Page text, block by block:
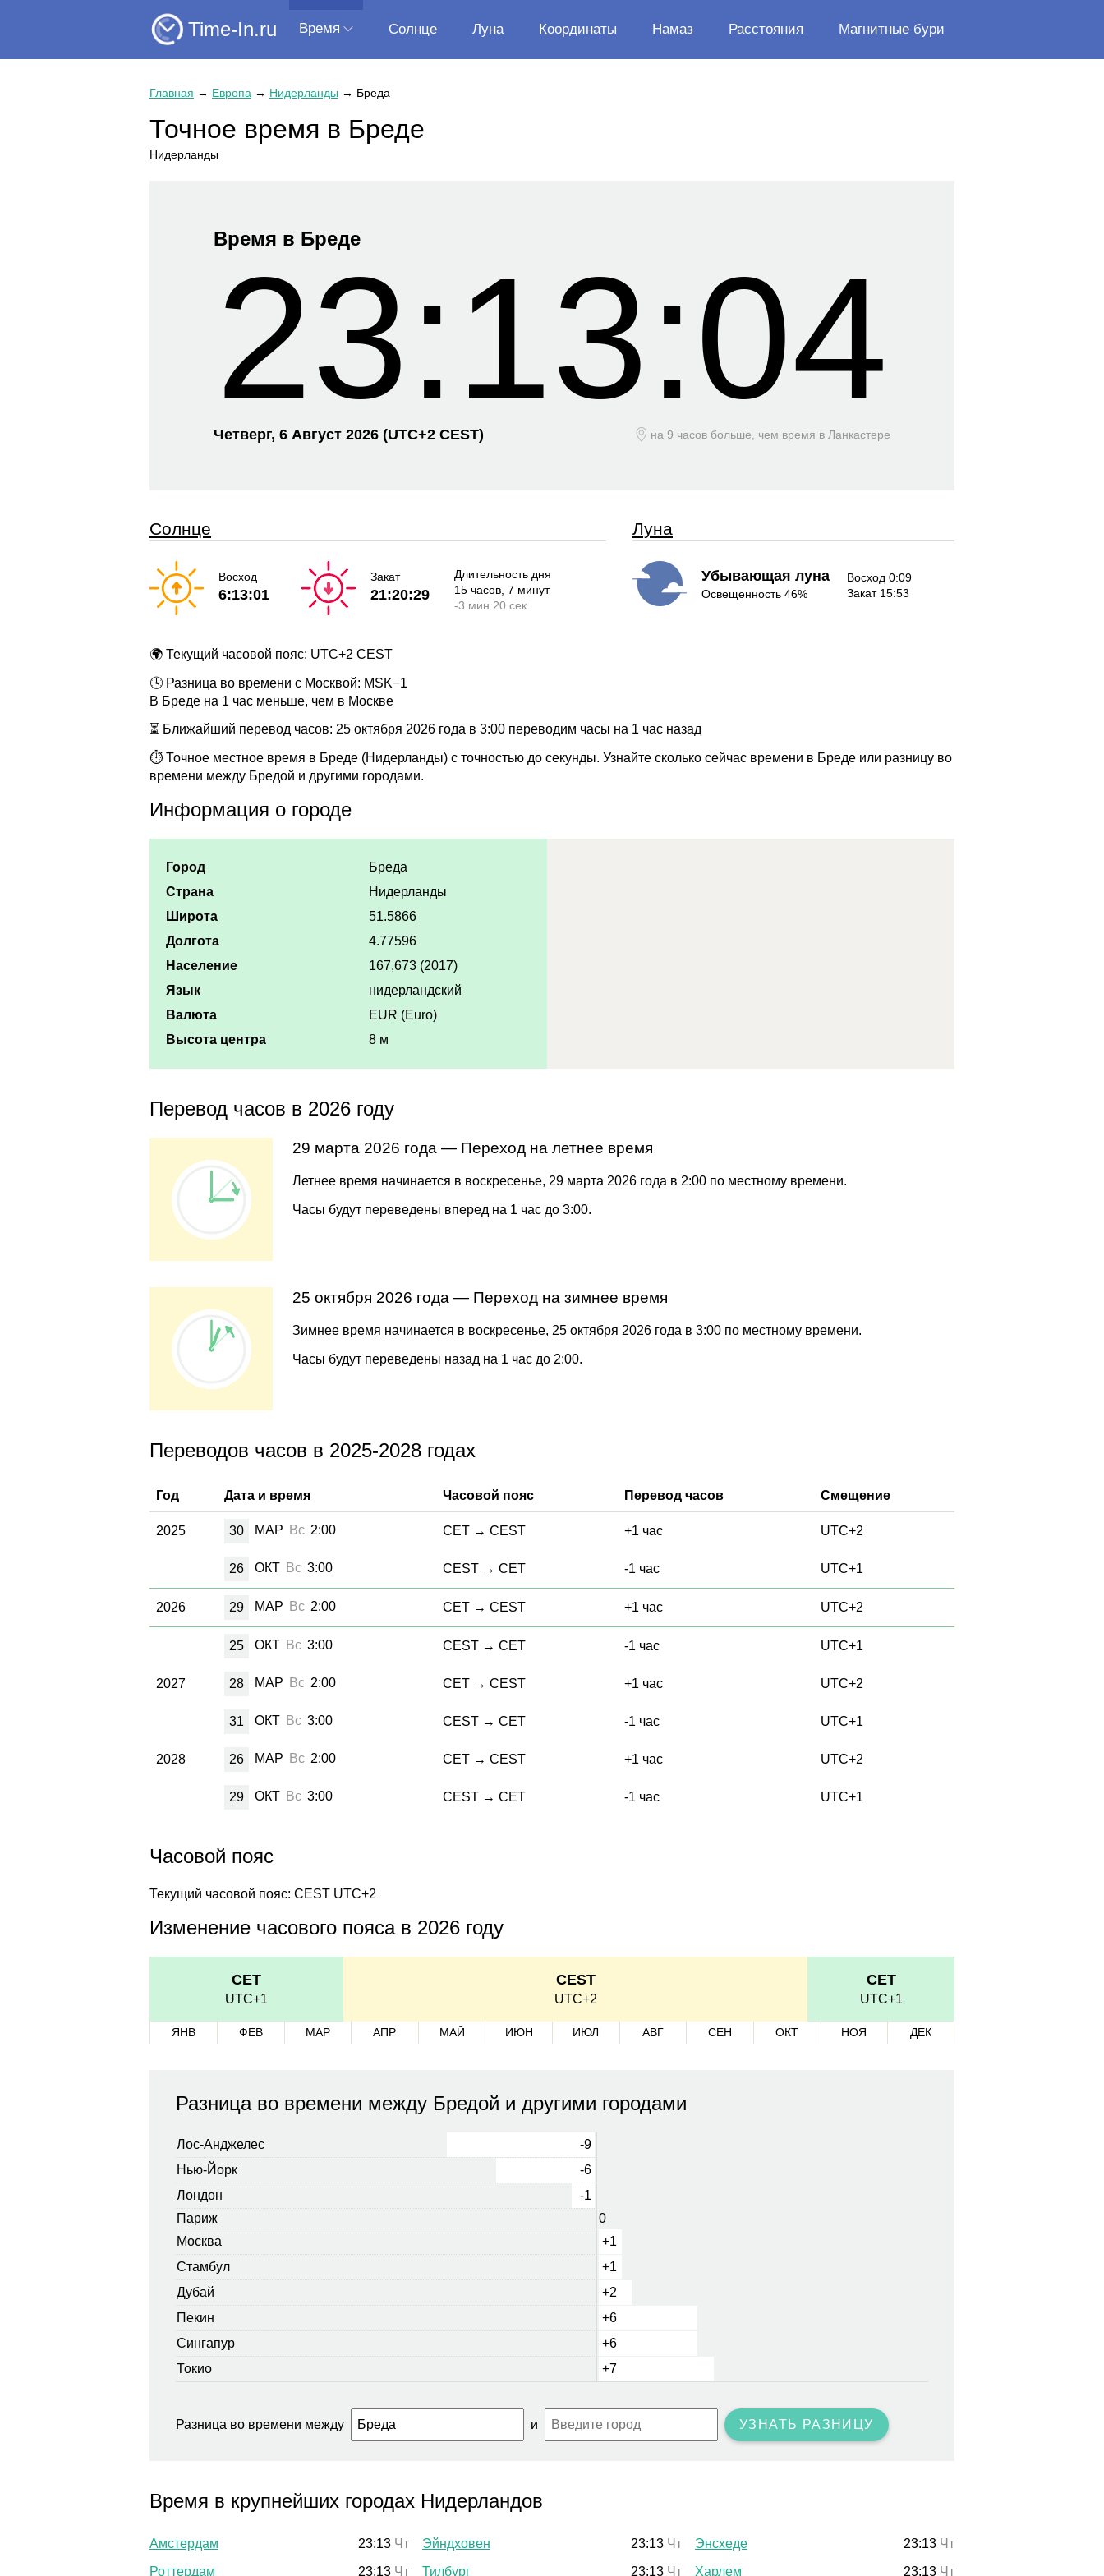
Time-In.ru Время Солнце Луна Координаты Намаз Расстояния Магнитные бури
Главная → Европа → Нидерланды → Бреда
Точное время в Бреде
Нидерланды
Время в Бреде
23:13:04
Четверг, 6 Август 2026 (UTC+2 CEST) на 9 часов больше, чем время в Ланкастере
Солнце
Восход
6:13:01
Закат
21:20:29
Длительность дня
15 часов, 7 минут
-3 мин 20 сек
Луна
Убывающая луна
Освещенность 46%
Восход 0:09
Закат 15:53
🌍 Текущий часовой пояс: UTC+2 CEST
🕓 Разница во времени с Москвой: MSK−1
В Бреде на 1 час меньше, чем в Москве
⏳ Ближайший перевод часов: 25 октября 2026 года в 3:00 переводим часы на 1 час назад
⏱ Точное местное время в Бреде (Нидерланды) с точностью до секунды. Узнайте сколько сейчас времени в Бреде или разницу во
времени между Бредой и другими городами.
Информация о городе
Город
Бреда
Страна
Нидерланды
Широта
51.5866
Долгота
4.77596
Население
167,673 (2017)
Язык
нидерландский
Валюта
EUR (Euro)
Высота центра
8 м
Перевод часов в 2026 году
29 марта 2026 года — Переход на летнее время
Летнее время начинается в воскресенье, 29 марта 2026 года в 2:00 по местному времени.
Часы будут переведены вперед на 1 час до 3:00.
25 октября 2026 года — Переход на зимнее время
Зимнее время начинается в воскресенье, 25 октября 2026 года в 3:00 по местному времени.
Часы будут переведены назад на 1 час до 2:00.
Переводов часов в 2025-2028 годах
Год Дата и время Часовой пояс Перевод часов Смещение
2025 30 МАР Вс 2:00 CET → CEST +1 час UTC+2
26 ОКТ Вс 3:00 CEST → CET -1 час UTC+1
2026 29 МАР Вс 2:00 CET → CEST +1 час UTC+2
25 ОКТ Вс 3:00 CEST → CET -1 час UTC+1
2027 28 МАР Вс 2:00 CET → CEST +1 час UTC+2
31 ОКТ Вс 3:00 CEST → CET -1 час UTC+1
2028 26 МАР Вс 2:00 CET → CEST +1 час UTC+2
29 ОКТ Вс 3:00 CEST → CET -1 час UTC+1
Часовой пояс
Текущий часовой пояс: CEST UTC+2
Изменение часового пояса в 2026 году
CET
UTC+1
CEST
UTC+2
CET
UTC+1
ЯНВ ФЕВ МАР АПР МАЙ ИЮН ИЮЛ АВГ СЕН ОКТ НОЯ ДЕК
Разница во времени между Бредой и другими городами
Лос-Анджелес
-9
Нью-Йорк
-6
Лондон
-1
Париж
0
Москва
+1
Стамбул
+1
Дубай
+2
Пекин
+6
Сингапур
+6
Токио
+7
Разница во времени между и УЗНАТЬ РАЗНИЦУ
Время в крупнейших городах Нидерландов
Амстердам 23:13 Чт
Роттердам
23:13 Чт
Эйндховен 23:13 Чт
Тилбург
23:13 Чт
Энсхеде 23:13 Чт
Харлем
23:13 Чт